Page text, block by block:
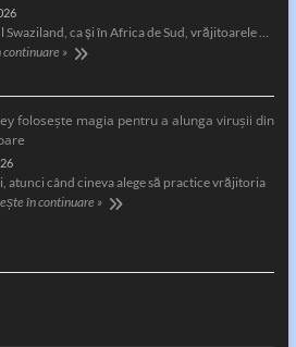
Swaziland, ca și în Africa de Sud, vrăjitoarele …
»
foloseşte magia pentru a alunga viruşii din
atunci când cineva alege să practice vrăjitoria
în continuare »